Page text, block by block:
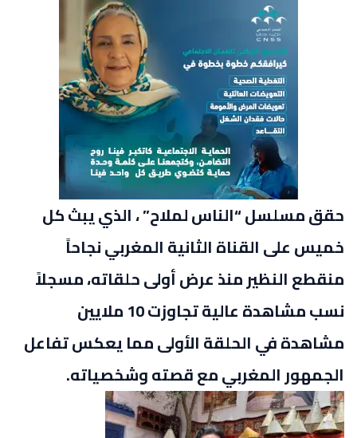
حقق مسلسل “الناس لملاح” ، الذي يبث كل
خميس على القناة الثانية المغربي نجاحاً
منقطع النظير منذ عرض أولى حلقاته، مسجلاً
نسب مشاهدة عالية تجاوزت 10 ملايين
مشاهدة في الحلقة الأولى مما يعكس تفاعل
الجمهور المغربي مع قصته وشخصياته.